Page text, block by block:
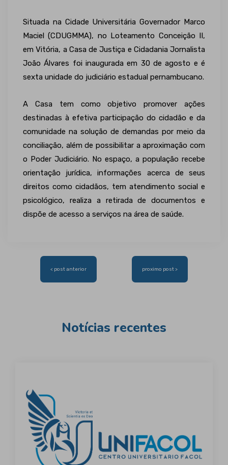
Situada na Cidade Universitária Governador Marco
Maciel (CDUGMMA), no Loteamento Conceição II,
em Vitória, a Casa de Justiça e Cidadania Jornalista
João Álvares foi inaugurada em 30 de agosto e é
sexta unidade do judiciário estadual pernambucano.
A Casa tem como objetivo promover ações
destinadas à efetiva participação do cidadão e da
comunidade na solução de demandas por meio da
conciliação, além de possibilitar a aproximação com
o Poder Judiciário. No espaço, a população recebe
orientação jurídica, informações acerca de seus
direitos como cidadãos, tem atendimento social e
psicológico, realiza a retirada de documentos e
dispõe de acesso a serviços na área de saúde.
Navegação
< post anterior proximo post >
Notícias recentes